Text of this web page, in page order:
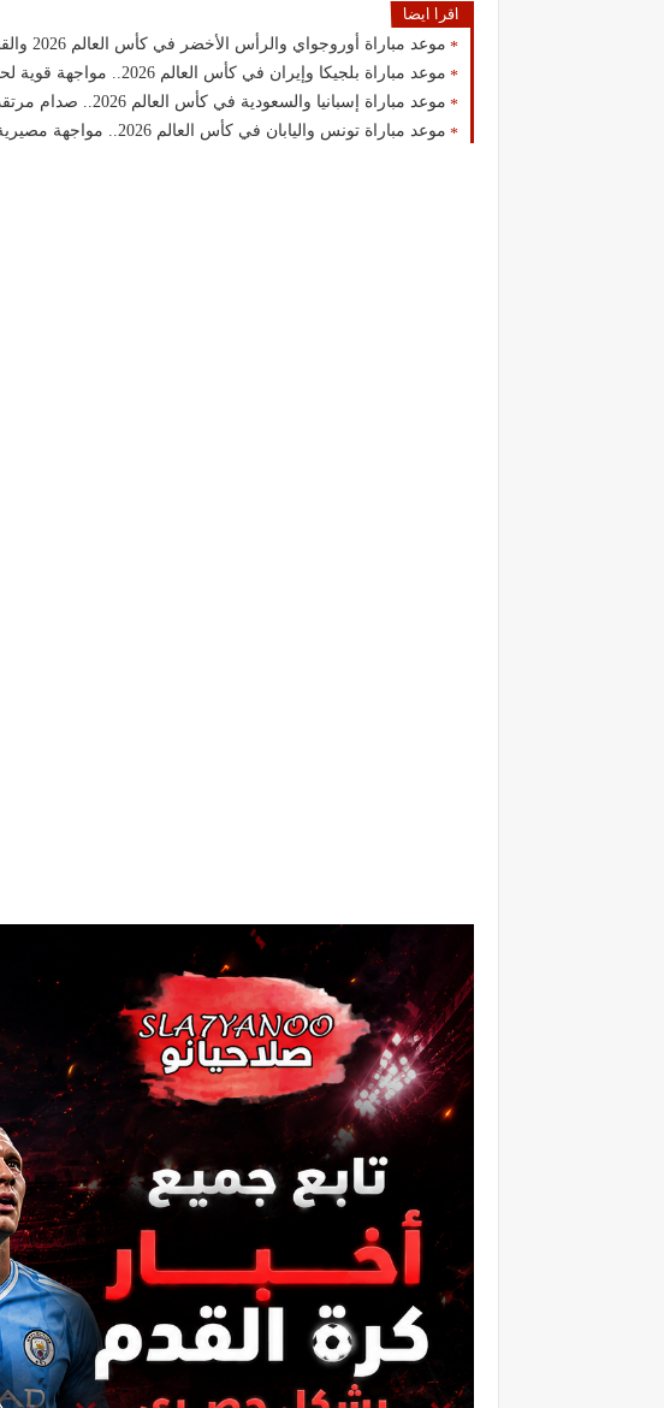
اقرا ايضا
موعد مباراة أوروجواي والرأس الأخضر في كأس العالم 2026 والقنوات الناقلة
موعد مباراة بلجيكا وإيران في كأس العالم 2026.. مواجهة قوية لحسم صدارة المجموعة
موعد مباراة إسبانيا والسعودية في كأس العالم 2026.. صدام مرتقب بطموحات مختلفة
موعد مباراة تونس واليابان في كأس العالم 2026.. مواجهة مصيرية لإنعاش آمال التأهل